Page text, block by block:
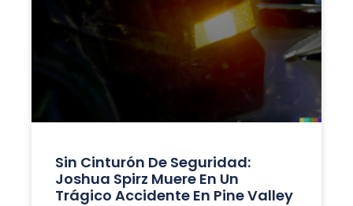
Sin Cinturón De Seguridad:
Joshua Spirz Muere En Un
Trágico Accidente En Pine Valley